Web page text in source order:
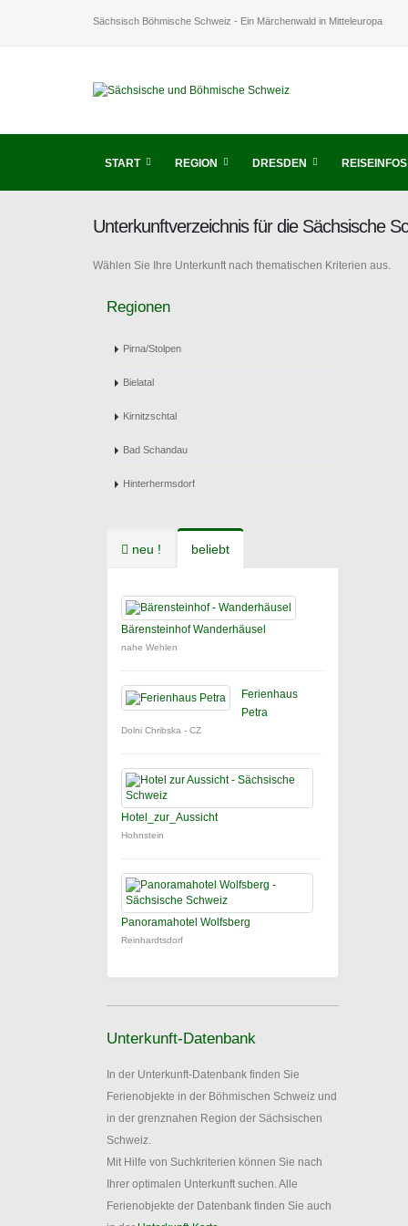
Sächsisch Böhmische Schweiz - Ein Märchenwald in Mitteleuropa
START REGION DRESDEN REISEINFOS
Unterkunftverzeichnis für die Sächsische
Wählen Sie Ihre Unterkunft nach thematischen Kriterien aus.
Regionen
Pirna/Stolpen
Bielatal
Kirnitzschtal
Bad Schandau
Hinterhermsdorf
neu ! beliebt
Bärensteinhof Wanderhäusel
nahe Wehlen
Ferienhaus
Petra
Dolni Chribska - CZ
Hotel_zur_Aussicht
Hohnstein
Panoramahotel Wolfsberg
Reinhardtsdorf
Unterkunft-Datenbank
In der Unterkunft-Datenbank finden Sie
Ferienobjekte in der Böhmischen Schweiz und
in der grenznahen Region der Sächsischen
Schweiz.
Mit Hilfe von Suchkriterien können Sie nach
Ihrer optimalen Unterkunft suchen. Alle
Ferienobjekte der Datenbank finden Sie auch